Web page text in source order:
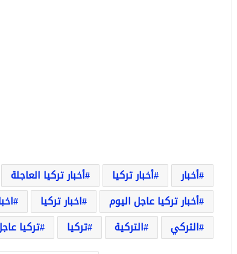
أخبار أخبار تركيا أخبار تركيا العاجلة
أخبار تركيا عاجل اليوم
اخبار تركيا
التركي
التركية تركيا تركيا